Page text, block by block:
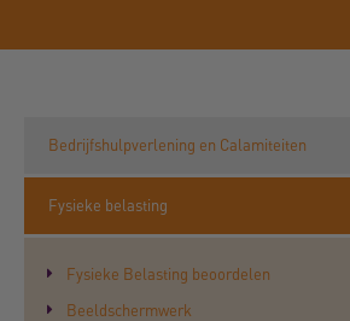
Bedrijfshulpverlening en Calamiteiten
Fysieke belasting
Fysieke Belasting beoordelen
Beeldschermwerk